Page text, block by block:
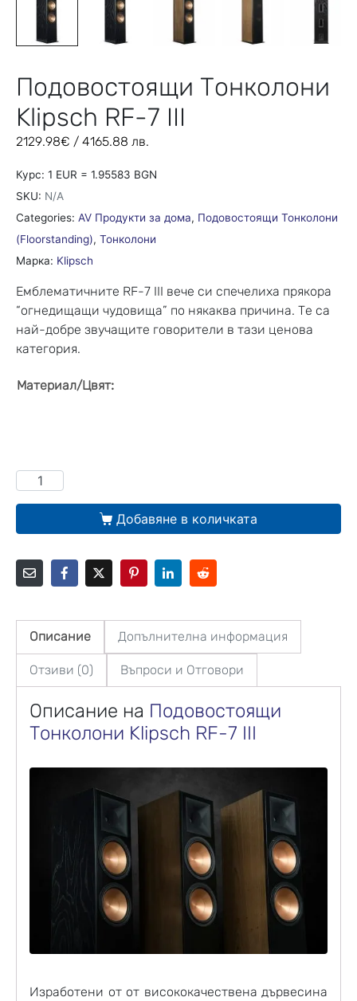
Подовостоящи Тонколони
Klipsch RF-7 III
2129.98€ / 4165.88 лв.
Курс: 1 EUR = 1.95583 BGN
SKU: N/A
Categories: AV Продукти за дома, Подовостоящи Тонколони
(Floorstanding), Тонколони
Марка: Klipsch
Емблематичните RF-7 III вече си спечелиха прякора
“огнедищащи чудовища” по някаква причина. Те са
най-добре звучащите говорители в тази ценова
категория.
Материал/Цвят:
Добавяне в количката
Описание Допълнителна информация
Отзиви (0) Въпроси и Отговори
Описание на Подовостоящи
Тонколони Klipsch RF-7 III
Изработени от от висококачествена дървесина